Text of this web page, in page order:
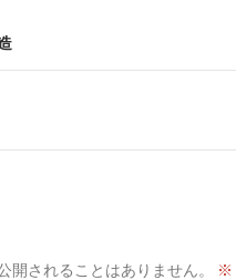
開されることはありません。 ※